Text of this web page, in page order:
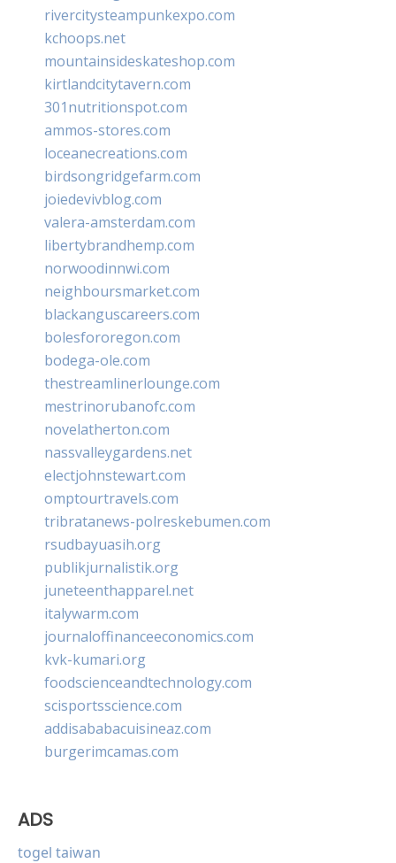
rivercitysteampunkexpo.com
kchoops.net
mountainsideskateshop.com
kirtlandcitytavern.com
301nutritionspot.com
ammos-stores.com
loceanecreations.com
birdsongridgefarm.com
joiedevivblog.com
valera-amsterdam.com
libertybrandhemp.com
norwoodinnwi.com
neighboursmarket.com
blackanguscareers.com
bolesfororegon.com
bodega-ole.com
thestreamlinerlounge.com
mestrinorubanofc.com
novelatherton.com
nassvalleygardens.net
electjohnstewart.com
omptourtravels.com
tribratanews-polreskebumen.com
rsudbayuasih.org
publikjurnalistik.org
juneteenthapparel.net
italywarm.com
journaloffinanceeconomics.com
kvk-kumari.org
foodscienceandtechnology.com
scisportsscience.com
addisababacuisineaz.com
burgerimcamas.com
ADS
togel taiwan